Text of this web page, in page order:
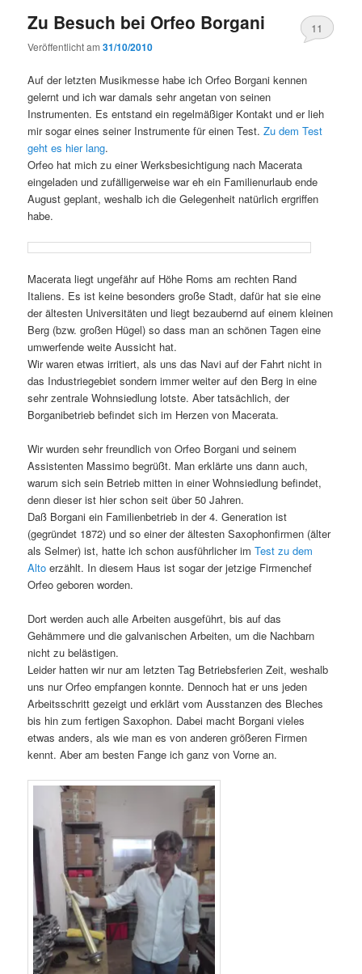
Zu Besuch bei Orfeo Borgani
Veröffentlicht am31/10/2010
11
Auf der letzten Musikmesse habe ich Orfeo Borgani kennen
gelernt und ich war damals sehr angetan von seinen
Instrumenten. Es entstand ein regelmäßiger Kontakt und er lieh
mir sogar eines seiner Instrumente für einen Test.Zu dem Test
geht es hier lang.
Orfeo hat mich zu einer Werksbesichtigung nach Macerata
eingeladen und zufälligerweise war eh ein Familienurlaub ende
August geplant, weshalb ich die Gelegenheit natürlich ergriffen
habe.
Macerata liegt ungefähr auf Höhe Roms am rechten Rand
Italiens. Es ist keine besonders große Stadt, dafür hat sie eine
der ältesten Universitäten und liegt bezaubernd auf einem kleinen
Berg (bzw. großen Hügel) so dass man an schönen Tagen eine
umwerfende weite Aussicht hat.
Wir waren etwas irritiert, als uns das Navi auf der Fahrt nicht in
das Industriegebiet sondern immer weiter auf den Berg in eine
sehr zentrale Wohnsiedlung lotste. Aber tatsächlich, der
Borganibetrieb befindet sich im Herzen von Macerata.
Wir wurden sehr freundlich von Orfeo Borgani und seinem
Assistenten Massimo begrüßt. Man erklärte uns dann auch,
warum sich sein Betrieb mitten in einer Wohnsiedlung befindet,
denn dieser ist hier schon seit über 50 Jahren.
Daß Borgani ein Familienbetrieb in der 4. Generation ist
(gegründet 1872) und so einer der ältesten Saxophonfirmen (älter
als Selmer) ist, hatte ich schon ausführlicher imTest zu dem
Alto erzählt. In diesem Haus ist sogar der jetzige Firmenchef
Orfeo geboren worden.
Dort werden auch alle Arbeiten ausgeführt, bis auf das
Gehämmere und die galvanischen Arbeiten, um die Nachbarn
nicht zu belästigen.
Leider hatten wir nur am letzten Tag Betriebsferien Zeit, weshalb
uns nur Orfeo empfangen konnte. Dennoch hat er uns jeden
Arbeitsschritt gezeigt und erklärt vom Ausstanzen des Bleches
bis hin zum fertigen Saxophon. Dabei macht Borgani vieles
etwas anders, als wie man es von anderen größeren Firmen
kennt. Aber am besten Fange ich ganz von Vorne an.